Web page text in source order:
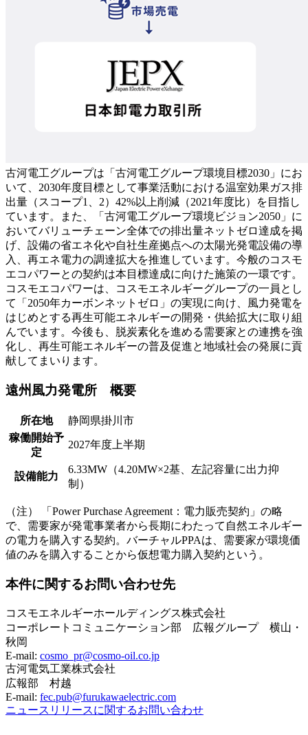
古河電工グループは「古河電工グループ環境目標2030」にお
いて、2030年度目標として事業活動における温室効果ガス排
出量（スコープ1、2）42%以上削減（2021年度比）を目指し
ています。また、「古河電工グループ環境ビジョン2050」に
おいてバリューチェーン全体での排出量ネットゼロ達成を掲
げ、設備の省エネ化や自社生産拠点への太陽光発電設備の導
入、再エネ電力の調達拡大を推進しています。今般のコスモ
エコパワーとの契約は本目標達成に向けた施策の一環です。
コスモエコパワーは、コスモエネルギーグループの一員とし
て「2050年カーボンネットゼロ」の実現に向け、風力発電を
はじめとする再生可能エネルギーの開発・供給拡大に取り組
んでいます。今後も、脱炭素化を進める需要家との連携を強
化し、再生可能エネルギーの普及促進と地域社会の発展に貢
献してまいります。
遠州風力発電所 概要
所在地
静岡県掛川市
稼働開始予
定
2027年度上半期
設備能力
6.33MW（4.20MW×2基、左記容量に出力抑
制）
（注）
「Power Purchase Agreement：電力販売契約」の略
で、需要家が発電事業者から長期にわたって自然エネルギー
の電力を購入する契約。バーチャルPPAは、需要家が環境価
値のみを購入することから仮想電力購入契約という。
本件に関するお問い合わせ先
コスモエネルギーホールディングス株式会社
コーポレートコミュニケーション部 広報グループ 横山・
秋岡
E-mail: cosmo_pr@cosmo-oil.co.jp
古河電気工業株式会社
広報部 村越
E-mail: fec.pub@furukawaelectric.com
ニュースリリースに関するお問い合わせ